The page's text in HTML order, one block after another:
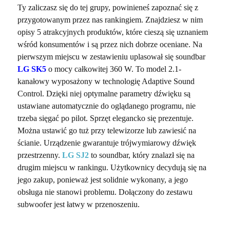
Ty zaliczasz się do tej grupy, powinieneś zapoznać się z
przygotowanym przez nas rankingiem. Znajdziesz w nim
opisy 5 atrakcyjnych produktów, które cieszą się uznaniem
wśród konsumentów i są przez nich dobrze oceniane. Na
pierwszym miejscu w zestawieniu uplasował się soundbar
LG SK5o mocy całkowitej 360 W. To model 2.1-
kanałowy wyposażony w technologię Adaptive Sound
Control. Dzięki niej optymalne parametry dźwięku są
ustawiane automatycznie do oglądanego programu, nie
trzeba sięgać po pilot. Sprzęt elegancko się prezentuje.
Można ustawić go tuż przy telewizorze lub zawiesić na
ścianie. Urządzenie gwarantuje trójwymiarowy dźwięk
przestrzenny. LG SJ2to soundbar, który znalazł się na
drugim miejscu w rankingu. Użytkownicy decydują się na
jego zakup, ponieważ jest solidnie wykonany, a jego
obsługa nie stanowi problemu. Dołączony do zestawu
subwoofer jest łatwy w przenoszeniu.